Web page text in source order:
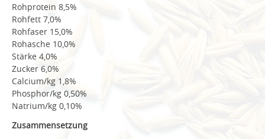
Rohprotein 8,5%
Rohfett 7,0%
Rohfaser 15,0%
Rohasche 10,0%
Stärke 4,0%
Zucker 6,0%
Calcium/kg 1,8%
Phosphor/kg 0,50%
Natrium/kg 0,10%
Zusammensetzung